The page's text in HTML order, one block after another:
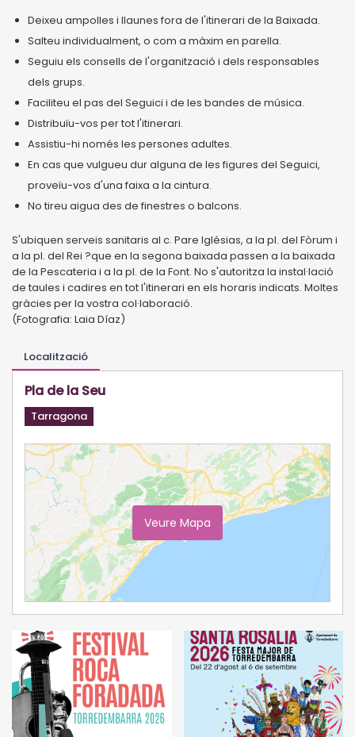
Deixeu ampolles i llaunes fora de l'itinerari de la Baixada.
Salteu individualment, o com a màxim en parella.
Seguiu els consells de l'organització i dels responsables
dels grups.
Faciliteu el pas del Seguici i de les bandes de música.
Distribuïu-vos per tot l'itinerari.
Assistiu-hi només les persones adultes.
En cas que vulgueu dur alguna de les figures del Seguici,
proveïu-vos d'una faixa a la cintura.
No tireu aigua des de finestres o balcons.
S'ubiquen serveis sanitaris al c. Pare Iglésias, a la pl. del Fòrum i
a la pl. del Rei ?que en la segona baixada passen a la baixada
de la Pescateria i a la pl. de la Font. No s'autoritza la instal·lació
de taules i cadires en tot l'itinerari en els horaris indicats. Moltes
gràcies per la vostra col·laboració.
(Fotografia: Laia Díaz)
Localització
Pla de la Seu
Tarragona
Veure Mapa